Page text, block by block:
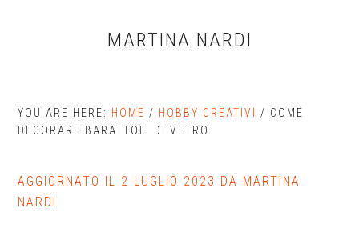
MARTINA NARDI
YOU ARE HERE: HOME / HOBBY CREATIVI / COME
DECORARE BARATTOLI DI VETRO
AGGIORNATO IL 2 LUGLIO 2023 DA MARTINA
NARDI